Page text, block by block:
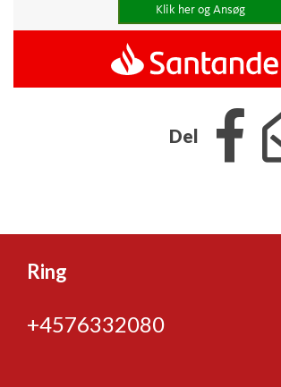
Klik her og Ansøg
Del
Ring
+4576332080